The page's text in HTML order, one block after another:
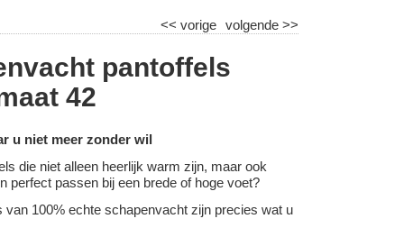
volgende>>
<< vorige
pantoffels
42
u niet meer zonder wil
die niet alleen heerlijk warm zijn, maar ook
perfect passen bij een brede of hoge voet?
van 100% echte schapenvacht zijn precies wat u